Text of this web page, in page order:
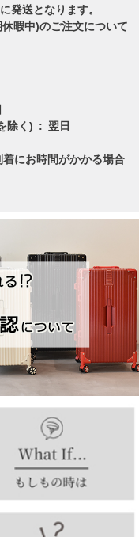
発送となります。
暇中)のご注文について
除く) : 翌日
にお時間がかかる場合